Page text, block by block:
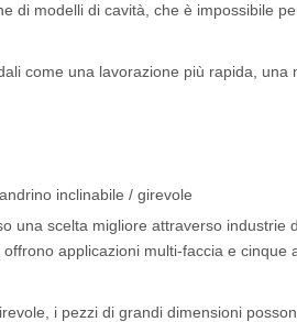
di modelli di cavità, che è impossibile
come una lavorazione più rapida, una
inclinabile / girevole
una scelta migliore attraverso industrie
applicazioni multi-faccia e cinque
i pezzi di grandi dimensioni